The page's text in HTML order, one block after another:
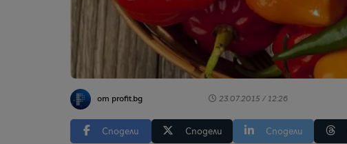
от profit.bg 23.07.2015 / 12:26
Сподели Сподели Сподели